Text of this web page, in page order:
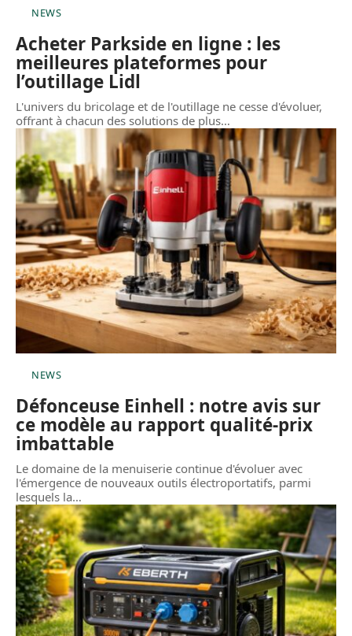
NEWS
Acheter Parkside en ligne : les
meilleures plateformes pour
l’outillage Lidl
L'univers du bricolage et de l'outillage ne cesse d'évoluer,
offrant à chacun des solutions de plus…
NEWS
Défonceuse Einhell : notre avis sur
ce modèle au rapport qualité-prix
imbattable
Le domaine de la menuiserie continue d'évoluer avec
l'émergence de nouveaux outils électroportatifs, parmi
lesquels la…